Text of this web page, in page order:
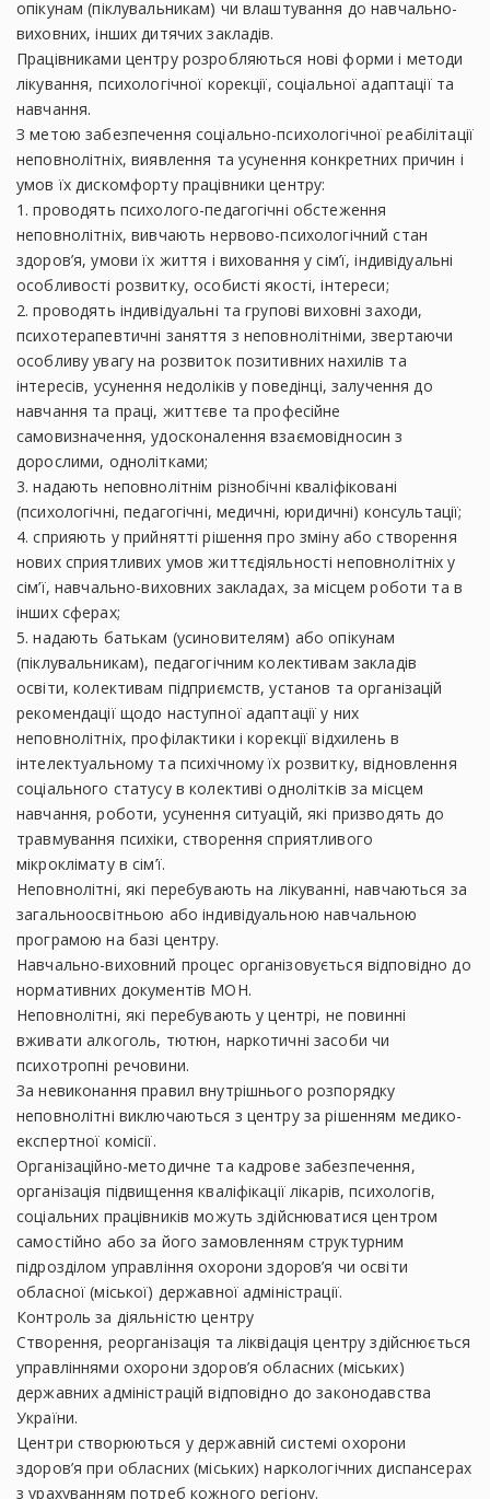
опікунам (піклувальникам) чи влаштування до навчально-
виховних, інших дитячих закладів.
Працівниками центру розробляються нові форми і методи
лікування, психологічної корекції, соціальної адаптації та
навчання.
З метою забезпечення соціально-психологічної реабілітації
неповнолітніх, виявлення та усунення конкретних причин і
умов їх дискомфорту працівники центру:
1. проводять психолого-педагогічні обстеження
неповнолітніх, вивчають нервово-психологічний стан
здоров’я, умови їх життя і виховання у сім’ї, індивідуальні
особливості розвитку, особисті якості, інтереси;
2. проводять індивідуальні та групові виховні заходи,
психотерапевтичні заняття з неповнолітніми, звертаючи
особливу увагу на розвиток позитивних нахилів та
інтересів, усунення недоліків у поведінці, залучення до
навчання та праці, життєве та професійне
самовизначення, удосконалення взаємовідносин з
дорослими, однолітками;
3. надають неповнолітнім різнобічні кваліфіковані
(психологічні, педагогічні, медичні, юридичні) консультації;
4. сприяють у прийнятті рішення про зміну або створення
нових сприятливих умов життєдіяльності неповнолітніх у
сім’ї, навчально-виховних закладах, за місцем роботи та в
інших сферах;
5. надають батькам (усиновителям) або опікунам
(піклувальникам), педагогічним колективам закладів
освіти, колективам підприємств, установ та організацій
рекомендації щодо наступної адаптації у них
неповнолітніх, профілактики і корекції відхилень в
інтелектуальному та психічному їх розвитку, відновлення
соціального статусу в колективі однолітків за місцем
навчання, роботи, усунення ситуацій, які призводять до
травмування психіки, створення сприятливого
мікроклімату в сім’ї.
Неповнолітні, які перебувають на лікуванні, навчаються за
загальноосвітньою або індивідуальною навчальною
програмою на базі центру.
Навчально-виховний процес організовується відповідно до
нормативних документів МОН.
Неповнолітні, які перебувають у центрі, не повинні
вживати алкоголь, тютюн, наркотичні засоби чи
психотропні речовини.
За невиконання правил внутрішнього розпорядку
неповнолітні виключаються з центру за рішенням медико-
експертної комісії.
Організаційно-методичне та кадрове забезпечення,
організація підвищення кваліфікації лікарів, психологів,
соціальних працівників можуть здійснюватися центром
самостійно або за його замовленням структурним
підрозділом управління охорони здоров’я чи освіти
обласної (міської) державної адміністрації.
Контроль за діяльністю центру
Створення, реорганізація та ліквідація центру здійснюється
управліннями охорони здоров’я обласних (міських)
державних адміністрацій відповідно до законодавства
України.
Центри створюються у державній системі охорони
здоров’я при обласних (міських) наркологічних диспансерах
з урахуванням потреб кожного регіону.